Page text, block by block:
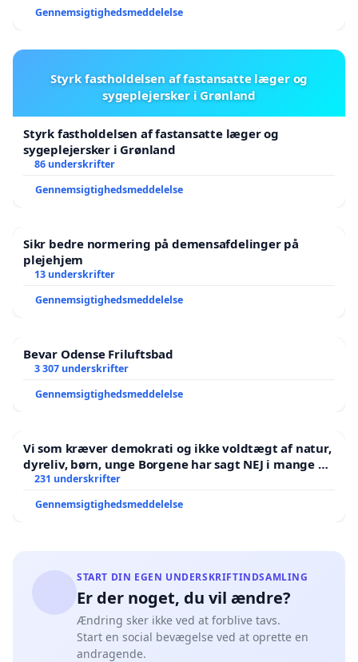
Gennemsigtighedsmeddelelse
Styrk fastholdelsen af fastansatte læger og
sygeplejersker i Grønland
Styrk fastholdelsen af fastansatte læger og
sygeplejersker i Grønland
86 underskrifter
Gennemsigtighedsmeddelelse
Sikr bedre normering på demensafdelinger på
plejehjem
13 underskrifter
Gennemsigtighedsmeddelelse
Bevar Odense Friluftsbad
3 307 underskrifter
Gennemsigtighedsmeddelelse
Vi som kræver demokrati og ikke voldtægt af natur,
dyreliv, børn, unge Borgene har sagt NEJ i mange år.
Der er
231 underskrifter
Gennemsigtighedsmeddelelse
START DIN EGEN UNDERSKRIFTINDSAMLING
Er der noget, du vil ændre?
Ændring sker ikke ved at forblive tavs.
Start en social bevægelse ved at oprette en
andragende.